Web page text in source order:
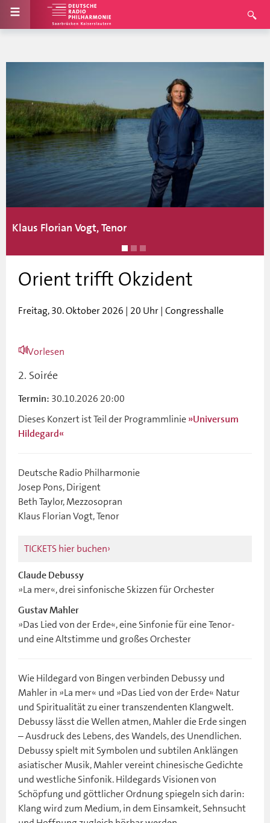
Klaus Florian Vogt, Tenor
Orient trifft Okzident
Freitag, 30. Oktober 2026 | 20 Uhr | Congresshalle
Vorlesen
2. Soirée
Termin: 30.10.2026 20:00
Dieses Konzert ist Teil der Programmlinie »Universum
Hildegard«
Deutsche Radio Philharmonie
Josep Pons, Dirigent
Beth Taylor, Mezzosopran
Klaus Florian Vogt, Tenor
TICKETS hier buchen
Claude Debussy
»La mer«, drei sinfonische Skizzen für Orchester
Gustav Mahler
»Das Lied von der Erde«, eine Sinfonie für eine Tenor-
und eine Altstimme und großes Orchester
Wie Hildegard von Bingen verbinden Debussy und
Mahler in »La mer« und »Das Lied von der Erde« Natur
und Spiritualität zu einer transzendenten Klangwelt.
Debussy lässt die Wellen atmen, Mahler die Erde singen
– Ausdruck des Lebens, des Wandels, des Unendlichen.
Debussy spielt mit Symbolen und subtilen Anklängen
asiatischer Musik, Mahler vereint chinesische Gedichte
und westliche Sinfonik. Hildegards Visionen von
Schöpfung und göttlicher Ordnung spiegeln sich darin:
Klang wird zum Medium, in dem Einsamkeit, Sehnsucht